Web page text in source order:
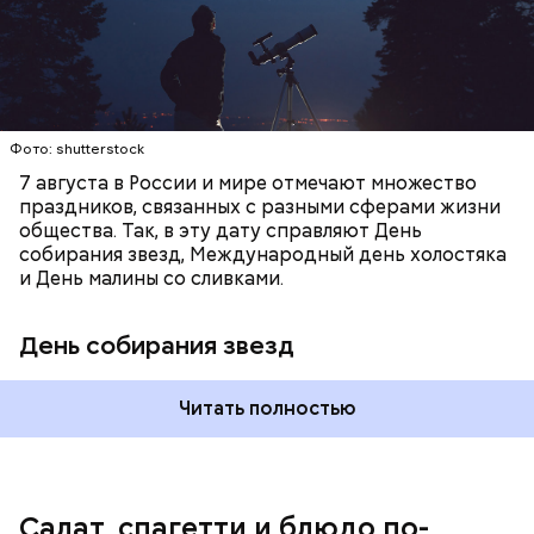
Фото: shutterstock
7 августа в России и мире отмечают множество
праздников, связанных с разными сферами жизни
общества. Так, в эту дату справляют День
собирания звезд, Международный день холостяка
и День малины со сливками.
День собирания звезд
Читать полностью
чеснок;
Копылов.
Однако диетолог предупредила: не для всех дыня
с сахарным диабетом;
лишним весом.